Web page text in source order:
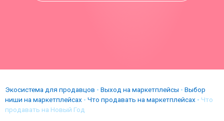
Экосистема для продавцов • Выход на маркетплейсы • Выбор
ниши на маркетплейсах • Что продавать на маркетплейсах • Что
продавать на Новый Год